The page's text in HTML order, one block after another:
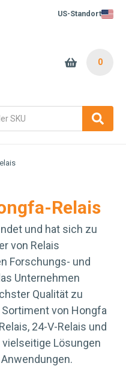
US-Standort
0
Relais
und hat sich zu
von Relais
Forschungs- und
Unternehmen
Qualität zu
von Hongfa
24-V-Relais und
Lösungen